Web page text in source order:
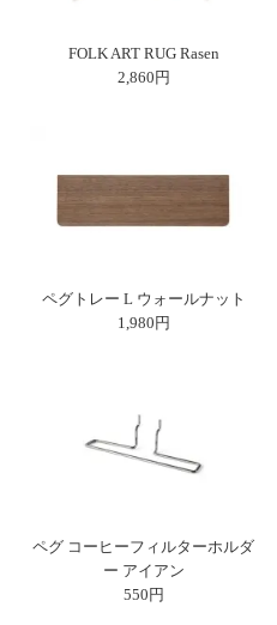
FOLK ART RUG Rasen
2,860円
ペグトレー L ウォールナット
1,980円
ペグ コーヒーフィルターホルダ
ー アイアン
550円